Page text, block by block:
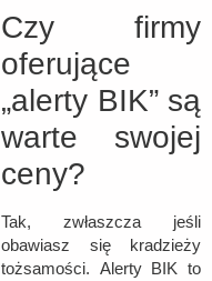
Czy firmy
oferujące
„alerty BIK” są
warte swojej
ceny?
Tak, zwłaszcza jeśli
obawiasz się kradzieży
tożsamości. Alerty BIK to